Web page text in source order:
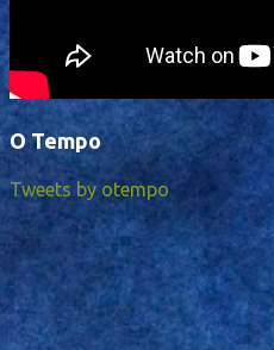
O Tempo
Tweets by otempo